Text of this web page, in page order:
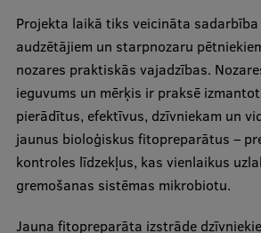
Studiju un vides pieejamība
Dati par 2025. gadu
Suvenīri un grāmatas
Mūžizglītība
Projekta laikā tiks veicināta
audzētājiem un starpnozaru
nozares praktiskās vajadzības.
ieguvums un mērķis ir praksē
pierādītus, efektīvus, dzīvniekam un
jaunus bioloģiskus fitopreparātus –
kontroles līdzekļus, kas vienlaikus
gremošanas sistēmas mikrobiotu.
Jauna fitopreparāta izstrāde